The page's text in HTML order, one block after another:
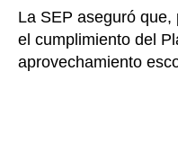
La SEP aseguró
el cumplimiento del
aprovechamiento